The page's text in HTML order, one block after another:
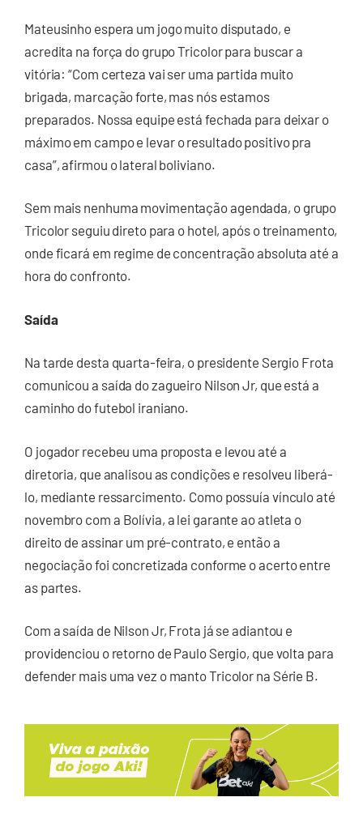
Mateusinho espera um jogo muito disputado, e
acredita na força do grupo Tricolor para buscar a
vitória: “Com certeza vai ser uma partida muito
brigada, marcação forte, mas nós estamos
preparados. Nossa equipe está fechada para deixar o
máximo em campo e levar o resultado positivo pra
casa”, afirmou o lateral boliviano.
Sem mais nenhuma movimentação agendada, o grupo
Tricolor seguiu direto para o hotel, após o treinamento,
onde ficará em regime de concentração absoluta até a
hora do confronto.
Saída
Na tarde desta quarta-feira, o presidente Sergio Frota
comunicou a saída do zagueiro Nilson Jr, que está a
caminho do futebol iraniano.
O jogador recebeu uma proposta e levou até a
diretoria, que analisou as condições e resolveu liberá-
lo, mediante ressarcimento. Como possuía vínculo até
novembro com a Bolívia, a lei garante ao atleta o
direito de assinar um pré-contrato, e então a
negociação foi concretizada conforme o acerto entre
as partes.
Com a saída de Nilson Jr, Frota já se adiantou e
providenciou o retorno de Paulo Sergio, que volta para
defender mais uma vez o manto Tricolor na Série B.